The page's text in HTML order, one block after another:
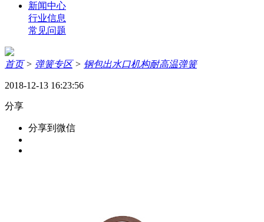
新闻中心
行业信息
常见问题
首页 > 弹簧专区 > 钢包出水口机构耐高温弹簧
2018-12-13 16:23:56
分享
分享到微信